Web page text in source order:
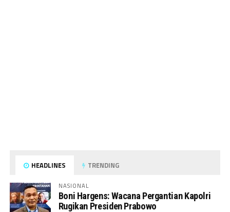
HEADLINES TRENDING
NASIONAL
Boni Hargens: Wacana Pergantian Kapolri
Rugikan Presiden Prabowo